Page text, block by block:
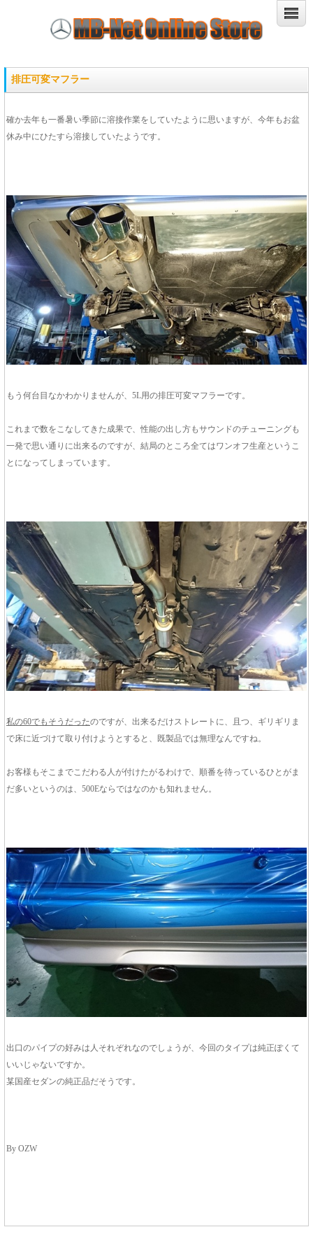
排圧可変マフラー
確か去年も一番暑い季節に溶接作業をしていたように思いますが、今年もお盆
休み中にひたすら溶接していたようです。
もう何台目なかわかりませんが、5L用の排圧可変マフラーです。
これまで数をこなしてきた成果で、性能の出し方もサウンドのチューニングも
一発で思い通りに出来るのですが、結局のところ全てはワンオフ生産というこ
とになってしまっています。
私の60でもそうだったのですが、出来るだけストレートに、且つ、ギリギリま
で床に近づけて取り付けようとすると、既製品では無理なんですね。
お客様もそこまでこだわる人が付けたがるわけで、順番を待っているひとがま
だ多いというのは、500Eならではなのかも知れません。
出口のパイプの好みは人それぞれなのでしょうが、今回のタイプは純正ぽくて
いいじゃないですか。
某国産セダンの純正品だそうです。
By OZW